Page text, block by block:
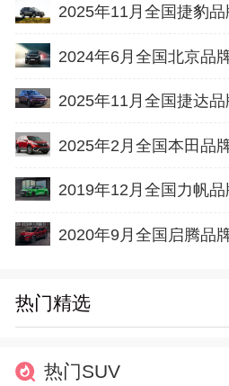
2025年11月全国捷豹
2024年6月全国北京品
2025年11月全国捷达
2025年2月全国本田品
2019年12月全国力帆
2020年9月全国启腾品
热门精选
热门SUV